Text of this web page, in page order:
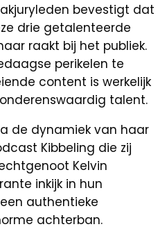
bevestigt dat
drie getalenteerde
raakt bij het publiek.
perikelen te
content is werkelijk
talent.
de dynamiek van haar
Kibbeling die zij
Kelvin
inkijk in hun
authentieke
achterban.